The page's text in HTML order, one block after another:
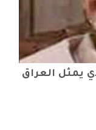
يمثل العراق